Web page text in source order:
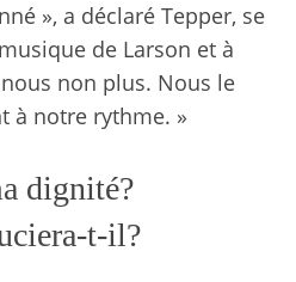
», a déclaré Tepper, se
de Larson et à
non plus. Nous le
à notre rythme. »
dignité?
t-il?